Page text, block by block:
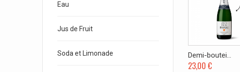
Eau
Jus de Fruit
Soda et Limonade Demi-boutei...
23,00 €